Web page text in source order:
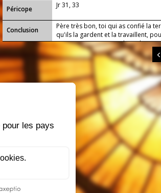
Péricope Jr 31, 33
Conclusion
Père très bon, toi qui as confié la
qu'ils la gardent et la travaillent,
progresser en s'entraidant, donne-
travaux avec un esprit filial envers
envers tous. Par Jésus, le Christ,